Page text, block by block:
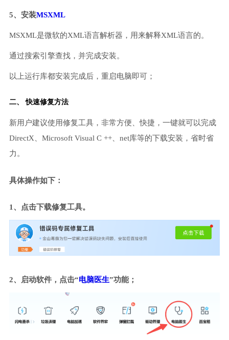
5、安装MSXML
MSXML是微软的XML语言解析器，用来解释XML语言的。
通过搜索引擎查找，并完成安装。
以上运行库都安装完成后，重启电脑即可；
二、 快速修复方法
新用户建议使用修复工具，非常方便、快捷，一键就可以完成
DirectX、Microsoft Visual C ++、net库等的下载安装，省时省
力。
具体操作如下：
1、点击下载修复工具。
2、启动软件，点击“电脑医生”功能；